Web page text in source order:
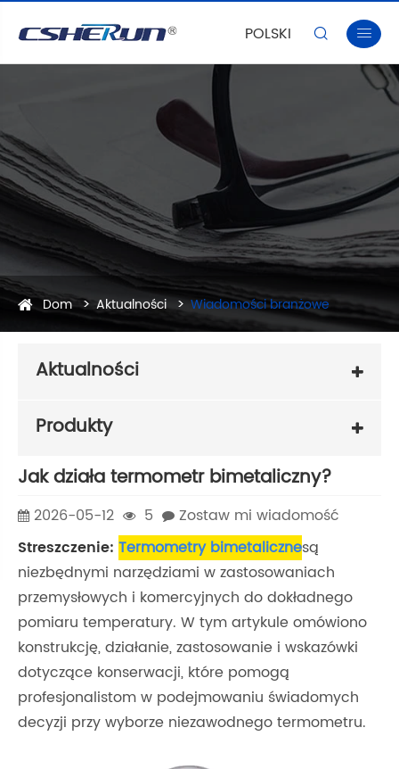
POLSKI  
Dom Aktualności Wiadomości branżowe
Aktualności
Produkty
Jak działa termometr bimetaliczny?
2026-05-12 5
Zostaw mi wiadomość
Streszczenie: Termometry bimetalicznesą
niezbędnymi narzędziami w zastosowaniach
przemysłowych i komercyjnych do dokładnego
pomiaru temperatury. W tym artykule omówiono
konstrukcję, działanie, zastosowanie i wskazówki
dotyczące konserwacji, które pomogą
profesjonalistom w podejmowaniu świadomych
decyzji przy wyborze niezawodnego termometru.